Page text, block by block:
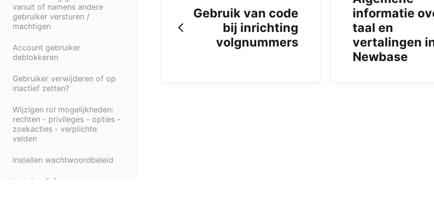
vanuit of namens andere
gebruiker versturen /
machtigen
Account gebruiker
deblokkeren
Gebruiker verwijderen of op
inactief zetten?
Wijzigen rol mogelijkheden:
rechten - privileges - opties -
zoekacties - verplichte
velden
Instellen wachtwoordbeleid
Instellen 2-factor
Gebruik van code
bij inrichting
volgnummers
informatie
taal en
vertalingen
Newbase